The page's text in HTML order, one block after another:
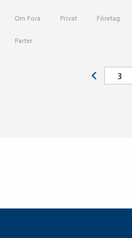
Om Fora Privat Företag
Parter